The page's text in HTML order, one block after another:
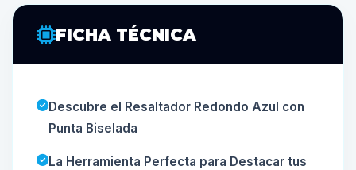
FICHA TÉCNICA
Descubre el Resaltador Redondo Azul con
Punta Biselada
La Herramienta Perfecta para Destacar tus